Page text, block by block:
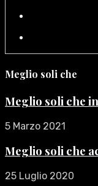
Meglio soli che
Meglio soli che
5 Marzo 2021
Meglio soli che
25 Luglio 2020